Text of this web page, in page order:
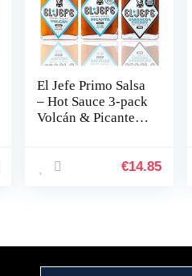
El Jefe Primo Salsa
– Hot Sauce 3-pack
Volcán & Picante &
€14.85